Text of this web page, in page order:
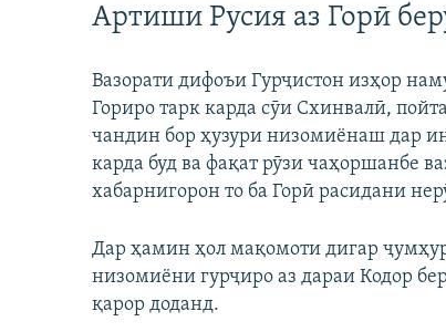
ИҚТИСОД
ҚАЗИЯИ "КРОКУС"
ОСИЁИ МАРКАЗӢ
ВАРЗИШ
РӮЗГОРИ МУҲОҶИР
ТАҲҚИҚОТ
ҶАНГ ДАР УКРАИНА
НАЗАРИ МАРДУМ
ОЗОДӢ ОНЛАЙН
РӮЙХАТҲО
КИТОБҲОИ ОЗОДӢ
Артиши Русия аз Горӣ
Вазорати дифоъи Гурҷистон изҳор
Гориро тарк карда сӯи Схинвалӣ,
чандин бор ҳузури низомиёнаш дар
карда буд ва фақат рӯзи чаҳоршанбе
хабарнигорон то ба Горӣ расидани
Дар ҳамин ҳол мақомоти дигар
низомиёни гурҷиро аз дараи Кодор
қарор доданд.